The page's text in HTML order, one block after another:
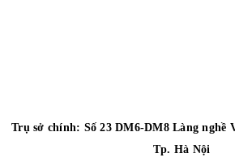
Trụ sở chính: Số 23 DM6-DM8 Làng nghề
Tp. Hà Nội